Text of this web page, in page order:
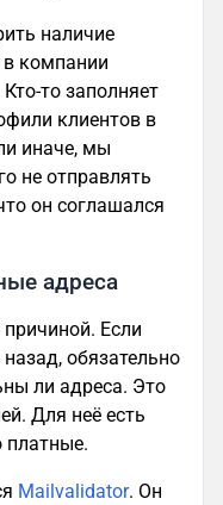
наличие
в компании
то заполняет
клиентов в
иначе, мы
не отправлять
он соглашался
адреса
Если
обязательно
ли адреса. Это
Для неё есть
платные.
Mailvalidator. Он